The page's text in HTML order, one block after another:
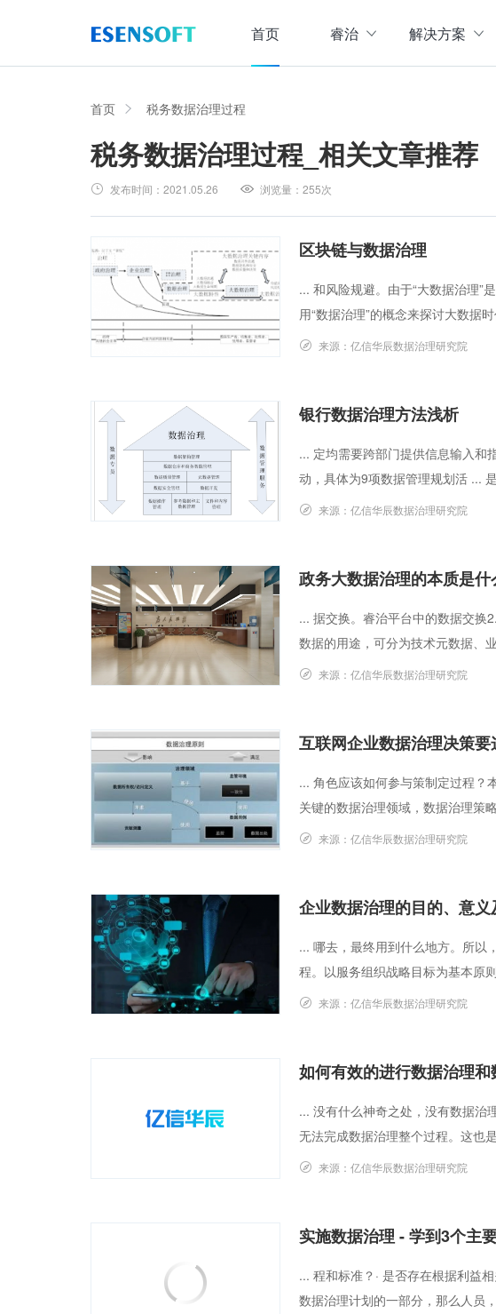
首页 睿治
数据采集
数据集成管理
数据建模与ETF设计，实现数据集中
数据交换管理
数据整合交换，让数据畅通流转
数据存储
企业级实时大数
解决方案
大数据治理方案
大数据资产管理方案
集数据集成、数据治理、资产规划开发、资产运营等场景应用于一体
主数据管理方案
主数据全生命周期管理，保障主数据一致性、权威性、共享性，提高企
数据标准化及质量管控方案
首页 税务数据治理过程
税务数据治理过程 _相关文章推荐
发布时间： 2021.05.26 浏览量： 255次
区块链与数据治理
... 和风险规避。由于“大数据治理”
用“数据治理”的概念来探讨大数据
来源： 亿信华辰数据治理研究院
银行数据治理方法浅析
... 定均需要跨部门提供信息输入和
动，具体为9项数据管理规划活 ...
来源： 亿信华辰数据治理研究院
政务大数据治理的本质是
... 据交换。睿治平台中的数据交换
数据的用途，可分为技术元数据、
来源： 亿信华辰数据治理研究院
互联网企业数据治理决策要
... 角色应该如何参与策制定过程？
关键的数据治理领域，数据治理策
来源： 亿信华辰数据治理研究院
企业数据治理的目的、意义
... 哪去，最终用到什么地方。所以
程。以服务组织战略目标为基本原
来源： 亿信华辰数据治理研究院
如何有效的进行数据治理和
... 没有什么神奇之处，没有数据治
无法完成数据治理整个过程。这也
来源： 亿信华辰数据治理研究院
实施数据治理 - 学到3个主
... 程和标准？· 是否存在根据利益
数据治理计划的一部分，那么人员